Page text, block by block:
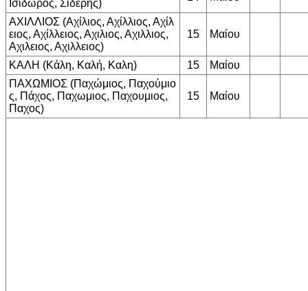
Ισιδωρος, Σιδερης)
ΑΧΙΛΛΙΟΣ (Αχίλιος, Αχίλλιος, Αχίλ
ειος, Αχίλλειος, Αχιλιος, Αχιλλιος,
Αχιλειος, Αχιλλειος)
15 Μαίου
ΚΑΛΗ (Κάλη, Καλή, Καλη) 15
Μαίου
ΠΑΧΩΜΙΟΣ (Παχώμιος, Παχούμιο
ς, Πάχος, Παχωμιος, Παχουμιος,
Παχος)
15 Μαίου